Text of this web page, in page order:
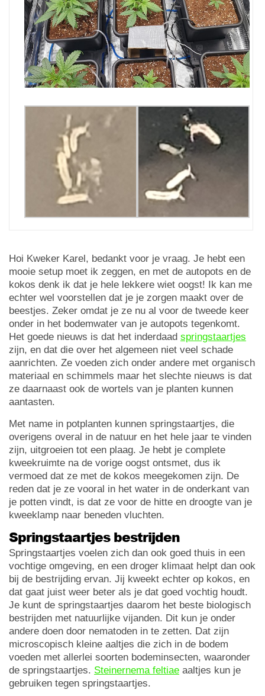
Hoi Kweker Karel, bedankt voor je vraag. Je hebt een
mooie setup moet ik zeggen, en met de autopots en de
kokos denk ik dat je hele lekkere wiet oogst! Ik kan me
echter wel voorstellen dat je je zorgen maakt over de
beestjes. Zeker omdat je ze nu al voor de tweede keer
onder in het bodemwater van je autopots tegenkomt.
Het goede nieuws is dat het inderdaad springstaartjes
zijn, en dat die over het algemeen niet veel schade
aanrichten. Ze voeden zich onder andere met organisch
materiaal en schimmels maar het slechte nieuws is dat
ze daarnaast ook de wortels van je planten kunnen
aantasten.
Met name in potplanten kunnen springstaartjes, die
overigens overal in de natuur en het hele jaar te vinden
zijn, uitgroeien tot een plaag. Je hebt je complete
kweekruimte na de vorige oogst ontsmet, dus ik
vermoed dat ze met de kokos meegekomen zijn. De
reden dat je ze vooral in het water in de onderkant van
je potten vindt, is dat ze voor de hitte en droogte van je
kweeklamp naar beneden vluchten.
Springstaartjes bestrijden
Springstaartjes voelen zich dan ook goed thuis in een
vochtige omgeving, en een droger klimaat helpt dan ook
bij de bestrijding ervan. Jij kweekt echter op kokos, en
dat gaat juist weer beter als je dat goed vochtig houdt.
Je kunt de springstaartjes daarom het beste biologisch
bestrijden met natuurlijke vijanden. Dit kun je onder
andere doen door nematoden in te zetten. Dat zijn
microscopisch kleine aaltjes die zich in de bodem
voeden met allerlei soorten bodeminsecten, waaronder
de springstaartjes. Steinernema feltiae aaltjes kun je
gebruiken tegen springstaartjes.